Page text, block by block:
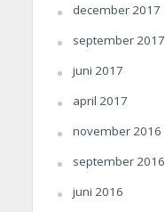
december 2017
september 2017
juni 2017
april 2017
november 2016
september 2016
juni 2016